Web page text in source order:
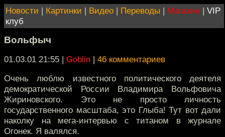
Новости | Картинки | Видео | Переводы | Магазин | VIP
клуб
Вольфыч
01.03.01 21:55 | Goblin | 46 комментариев
Очень люблю известного политического деятеля
демократической России Владимира Вольфовича
Жириновского. Это не просто личность
государственного масштаба, это Глыба! Тут вот дали
наколку на мега-интервью с титаном в журнале
Огонек. Я валялся.